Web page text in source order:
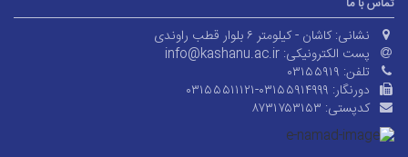
نشانی: کاشان - کیلومتر ۶ بلوار قطب راوندی
پست الکترونیکی: info@kashanu.ac.ir
تلفن: ۰۳۱۵۵۹۱۹
دورنگار: ۰۳۱۵۵۵۱۱۱۲۱-۰۳۱۵۵۹۱۴۹۹۹
کدپستی: ۸۷۳۱۷۵۳۱۵۳